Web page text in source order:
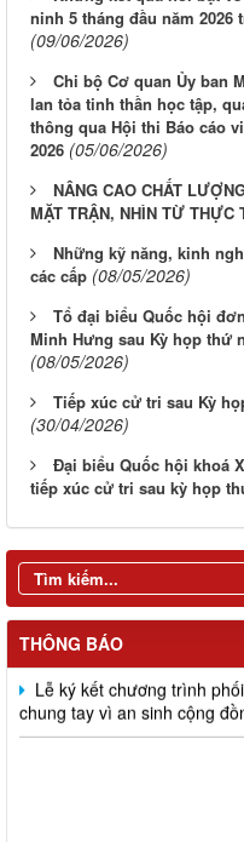
ninh 5 tháng đầu năm 2026
(09/06/2026)
Chi bộ Cơ quan Ủy ban
lan tỏa tinh thần học tập,
thông qua Hội thi Báo cáo
2026 (05/06/2026)
NÂNG CAO CHẤT
MẶT TRẬN, NHÌN TỪ THỰC
Những kỹ năng, kinh
các cấp (08/05/2026)
Tổ đại biểu Quốc hội
Minh Hưng sau Kỳ họp thứ
(08/05/2026)
Tiếp xúc cử tri sau Kỳ
(30/04/2026)
Đại biểu Quốc hội khoá
tiếp xúc cử tri sau kỳ họp
THÔNG BÁO
Đồng chí Nguyễn Tấn
tác Mặt trận quý I năm
thi đua số 5
Lễ ký kết chương trình
chung tay vì an sinh cộng